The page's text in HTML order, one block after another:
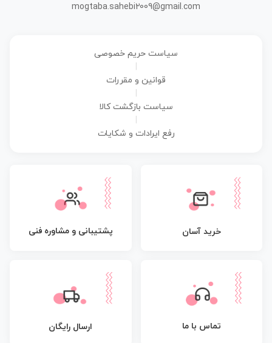
mogtaba.sahebi2009@gmail.com
سیاست حریم خصوصی
قوانین و مقررات
سیاست بازگشت کالا
رفع ایرادات و شکایات
خرید آسان پشتیبانی و مشاوره فنی
تماس با ما ارسال رایگان